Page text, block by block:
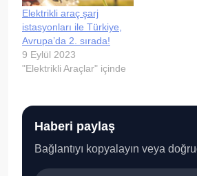
Elektrikli araç şarj
istasyonları ile Türkiye,
Avrupa’da 2. sırada!
9 Eylül 2023
"Elektrikli Araçlar" içinde
Haberi paylaş
Bağlantıyı kopyalayın veya